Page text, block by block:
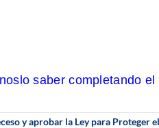
saber completando el
y aprobar la Ley para Proteger